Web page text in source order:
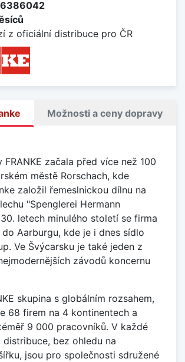
z oficiální distribuce pro ČR
Možnosti a ceny dopravy
začala před více než 100
městě Rorschach, kde
založil řemeslnickou dílnu na
"Spenglerei Hermann
30. letech minulého století se firma
Aarburgu, kde je i dnes sídlo
Ve Švýcarsku je také jeden z
závodů koncernu
skupina s globálním rozsahem,
68 firem na 4 kontinentech a
9 000 pracovníků. V každé
bez ohledu na
jsou pro společnosti sdružené